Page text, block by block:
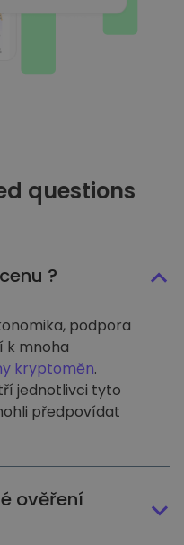
questions
?
podpora
k mnoha
kryptoměn.
jednotlivci tyto
předpovídat
ověření